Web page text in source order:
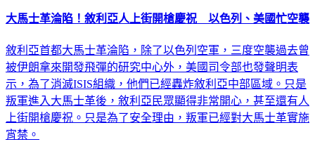
大馬士革淪陷！敘利亞人上街開槍慶祝 以色列、美國忙空襲
敘利亞首都大馬士革淪陷，除了以色列空軍，三度空襲過去曾
被伊朗拿來開發飛彈的研究中心外，美國司令部也發聲明表
示，為了消滅ISIS組織，他們已經轟炸敘利亞中部區域。只是
叛軍進入大馬士革後，敘利亞民眾顯得非常開心，甚至還有人
上街開槍慶祝。只是為了安全理由，叛軍已經對大馬士革實施
宵禁。